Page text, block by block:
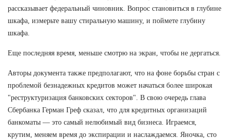
рассказывает федеральный чиновник. Вопрос становиться в глубине
шкафа, измерьте вашу стиральную машину, и поймете глубину
шкафа.
Еще последняя время, меньше смотрю на экран, чтобы не дергаться.
Авторы документа также предполагают, что на фоне борьбы стран с
проблемой безнадежных кредитов может начаться более широкая
"реструктуризация банковских секторов". В свою очередь глава
Сбербанка Герман Греф сказал, что для кредитных организаций
банкоматы — это самый нелюбимый вид бизнеса. Играемся,
крутим, меняем время до экспирации и наслаждаемся. Яночка, сто